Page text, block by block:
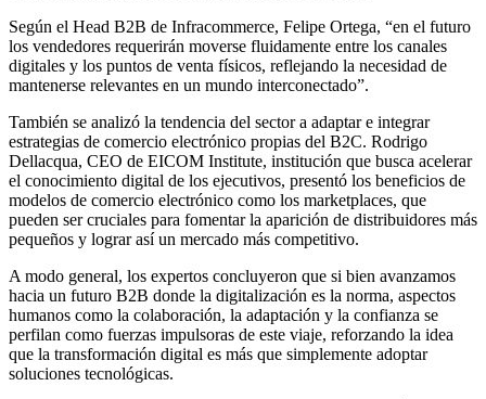
Según el Head B2B de Infracommerce, Felipe Ortega, “en el futuro
los vendedores requerirán moverse fluidamente entre los canales
digitales y los puntos de venta físicos, reflejando la necesidad de
mantenerse relevantes en un mundo interconectado”.
También se analizó la tendencia del sector a adaptar e integrar
estrategias de comercio electrónico propias del B2C. Rodrigo
Dellacqua, CEO de EICOM Institute, institución que busca acelerar
el conocimiento digital de los ejecutivos, presentó los beneficios de
modelos de comercio electrónico como los marketplaces, que
pueden ser cruciales para fomentar la aparición de distribuidores más
pequeños y lograr así un mercado más competitivo.
A modo general, los expertos concluyeron que si bien avanzamos
hacia un futuro B2B donde la digitalización es la norma, aspectos
humanos como la colaboración, la adaptación y la confianza se
perfilan como fuerzas impulsoras de este viaje, reforzando la idea
que la transformación digital es más que simplemente adoptar
soluciones tecnológicas.